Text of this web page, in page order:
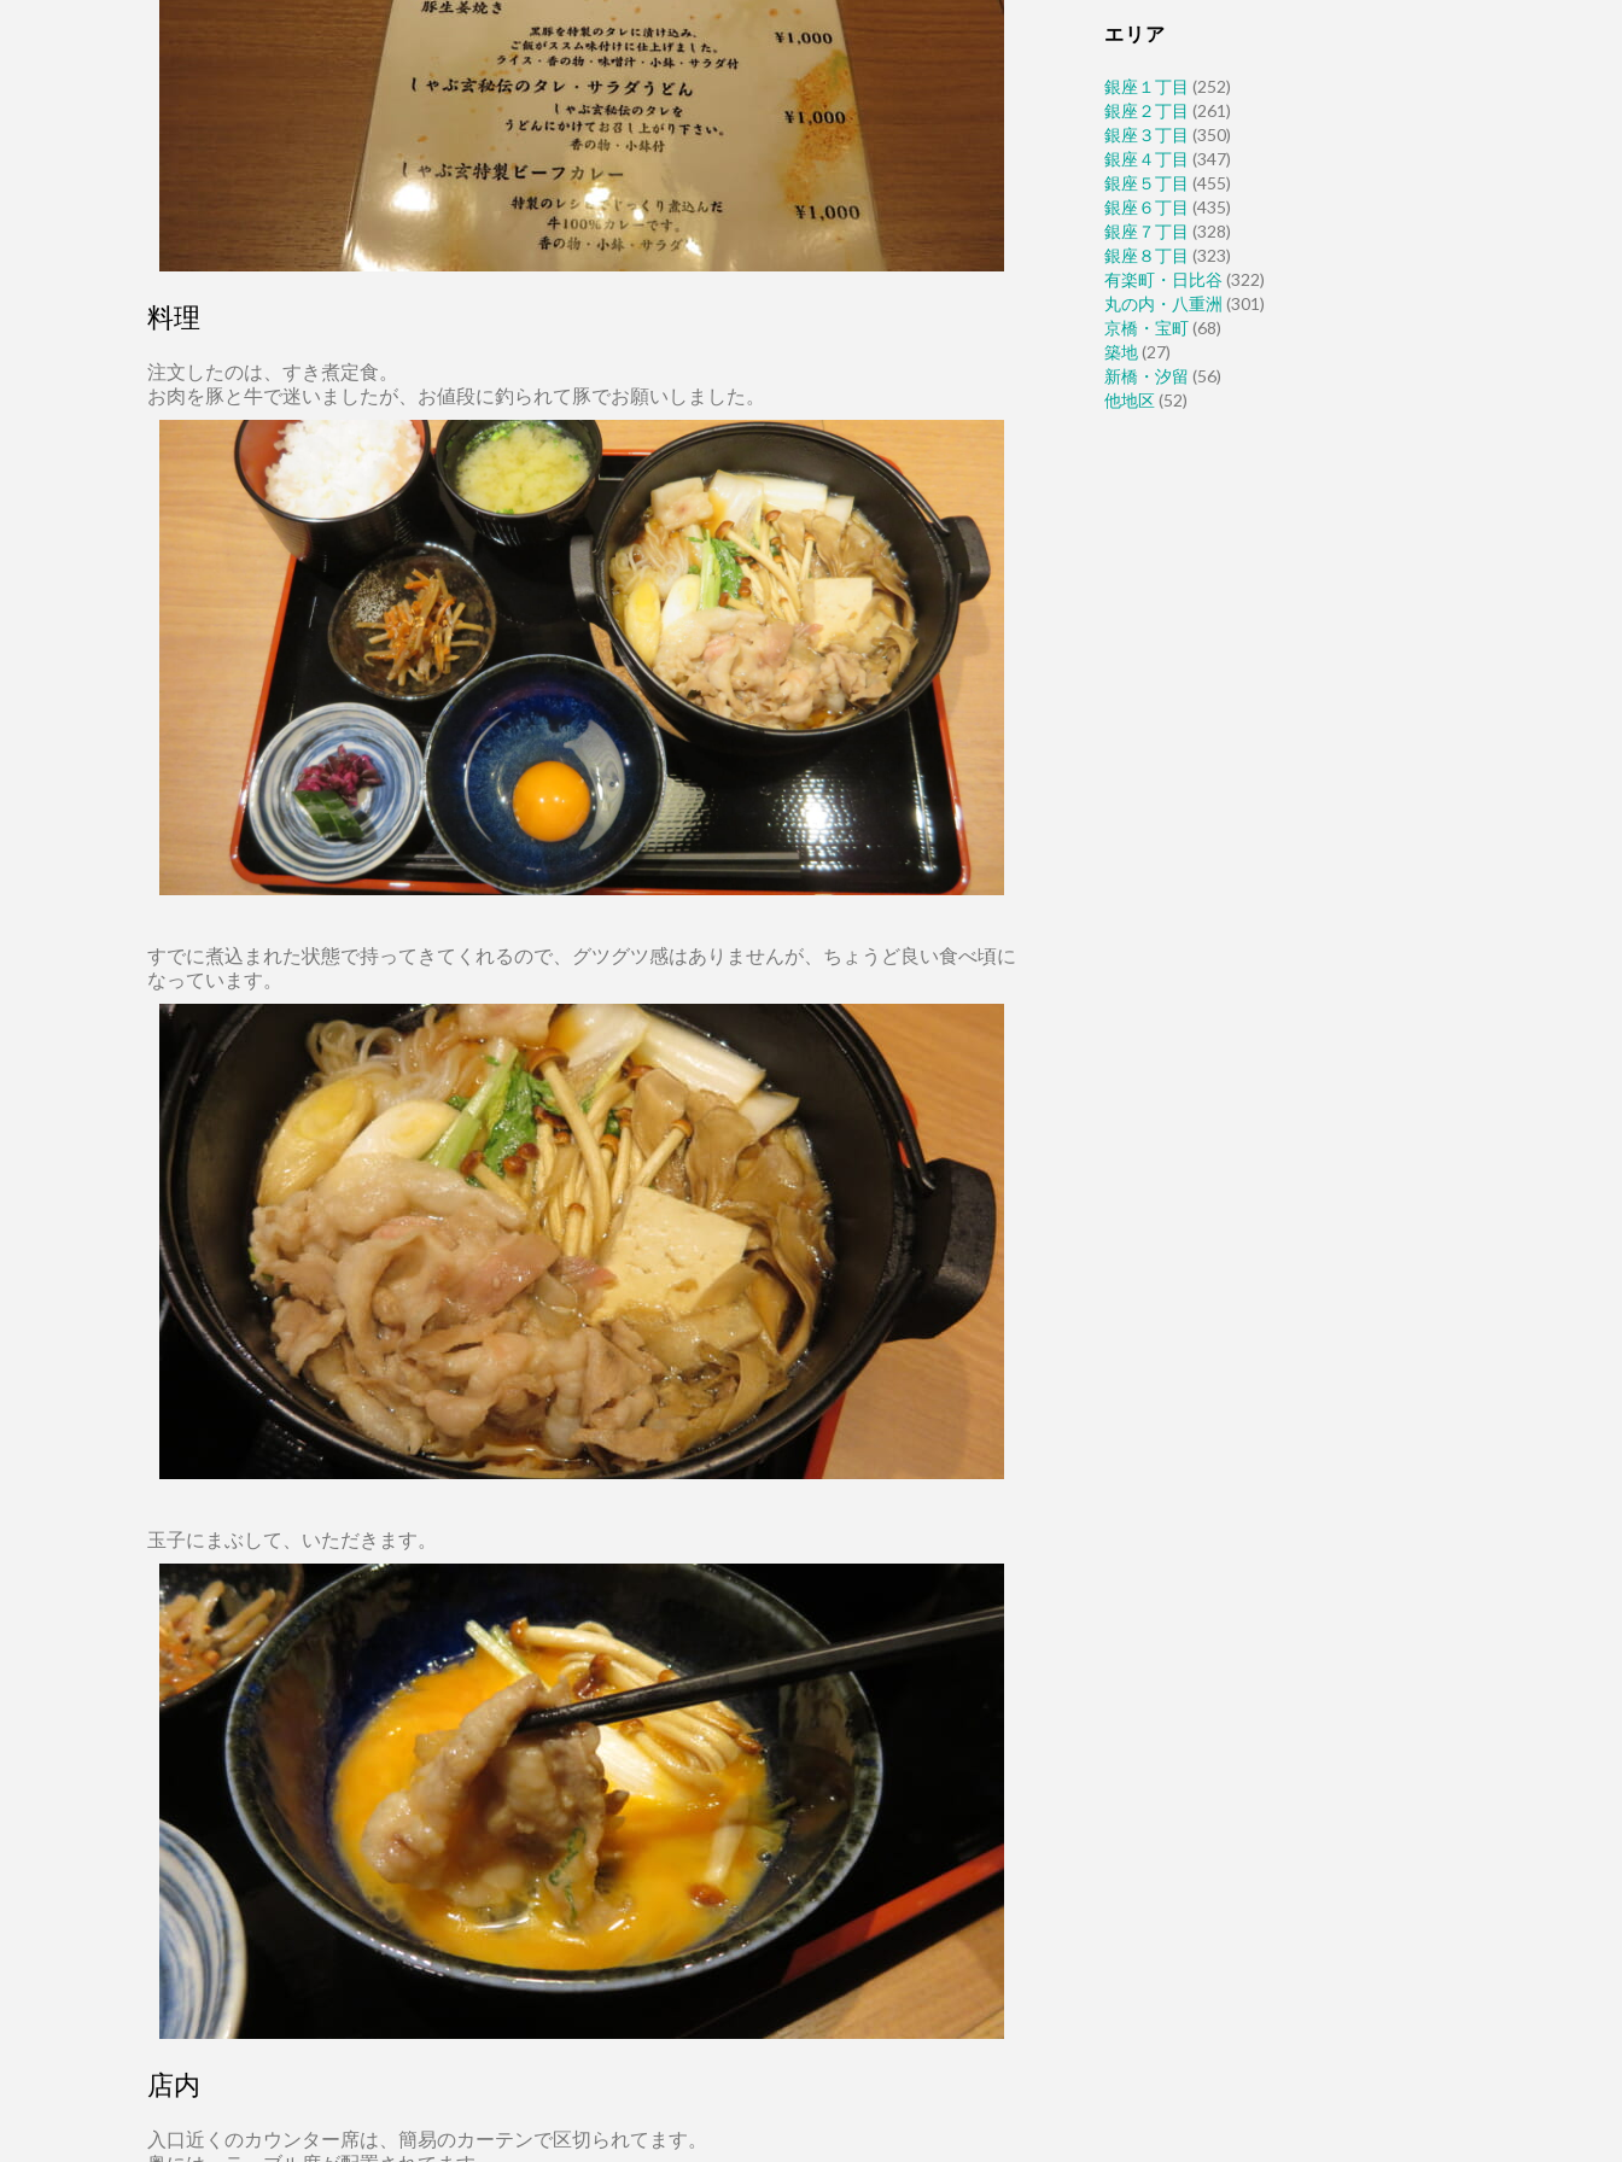
料理
注文したのは、すき煮定食。
お肉を豚と牛で迷いましたが、お値段に釣られて豚でお願いしました。
すでに煮込まれた状態で持ってきてくれるので、グツグツ感はありませんが、ちょうど良い食べ頃に
なっています。
玉子にまぶして、いただきます。
店内
入口近くのカウンター席は、簡易のカーテンで区切られてます。
エリア
銀座１丁目 (252)
銀座２丁目 (261)
銀座３丁目 (350)
銀座４丁目 (347)
銀座５丁目 (455)
銀座６丁目 (435)
銀座７丁目 (328)
銀座８丁目 (323)
有楽町・日比谷(322)
丸の内・八重洲 (301)
京橋・宝町(68)
築地(27)
新橋・汐留 (56)
他地区(52)